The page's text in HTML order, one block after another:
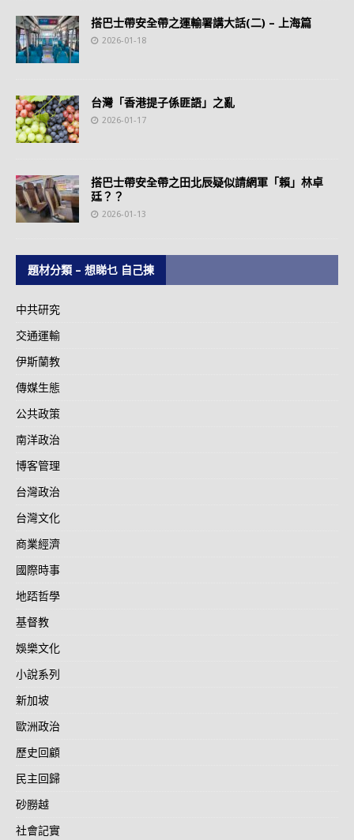
搭巴士帶安全帶之運輸署講大話(二) – 上海篇
2026-01-18
台灣「香港提子係匪語」之亂
2026-01-17
搭巴士帶安全帶之田北辰疑似請網軍「賴」林卓
廷？？
2026-01-13
題材分類 – 想睇乜 自己揀
中共研究
交通運輸
伊斯蘭教
傳媒生態
公共政策
南洋政治
博客管理
台灣政治
台灣文化
商業經濟
國際時事
地踎哲學
基督教
娛樂文化
小說系列
新加坡
歐洲政治
歷史回顧
民主回歸
砂朥越
社會記實